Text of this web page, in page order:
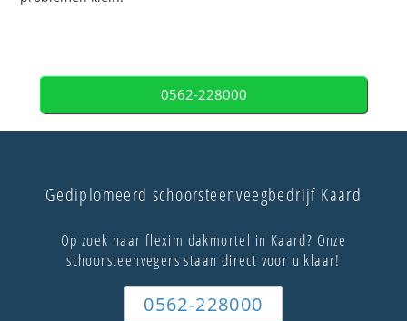
0562-228000
Gediplomeerd schoorsteenveegbedrijf Kaard
Op zoek naar flexim dakmortel in Kaard? Onze
schoorsteenvegers staan direct voor u klaar!
0562-228000